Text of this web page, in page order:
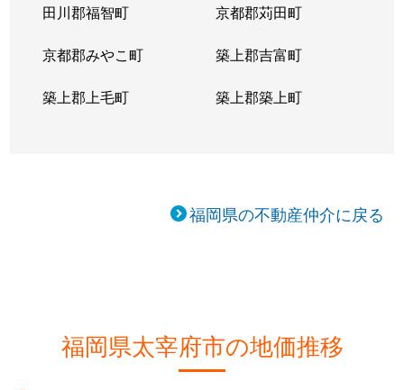
田川郡福智町 京都郡苅田町
京都郡みやこ町 築上郡吉富町
築上郡上毛町 築上郡築上町
福岡県の不動産仲介に戻る
福岡県太宰府市の地価推移